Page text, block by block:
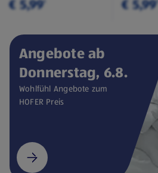
€ 5,99¹ € 5,99¹
Angebote ab
Donnerstag, 6.8.
Wohlfühl Angebote zum
HOFER Preis